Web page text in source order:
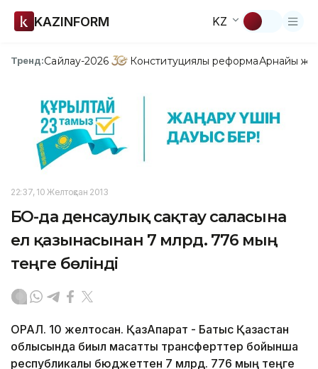
KAZINFORM KZ
Тренд:Сайлау-2026 Конституциялық реформаАрнайы
22:37, 10 Желтоқсан 2013
БҚО-да денсаулық сақтау саласына
ел қазынасынан 7 млрд. 776 мың
теңге бөлінді
ОРАЛ. 10 желтоқсан. ҚазАқпарат - Батыс Қазақстан
облысында биыл мақсатты трансферттер бойынша
республикалық бюджеттен 7 млрд. 776 мың теңге